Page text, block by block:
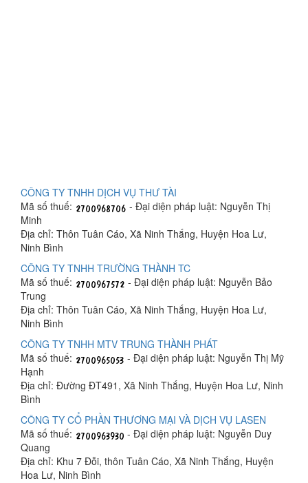
CÔNG TY TNHH DỊCH VỤ THƯ TÀI
Mã số thuế:
- Đại diện pháp luật: Nguyễn Thị
Minh
Địa chỉ: Thôn Tuân Cáo, Xã Ninh Thắng, Huyện Hoa Lư,
Ninh Bình
CÔNG TY TNHH TRƯỜNG THÀNH TC
Mã số thuế:
- Đại diện pháp luật: Nguyễn Bảo
Trung
Địa chỉ: Thôn Tuân Cáo, Xã Ninh Thắng, Huyện Hoa Lư,
Ninh Bình
CÔNG TY TNHH MTV TRUNG THÀNH PHÁT
Mã số thuế:
- Đại diện pháp luật: Nguyễn Thị Mỹ
Hạnh
Địa chỉ: Đường ĐT491, Xã Ninh Thắng, Huyện Hoa Lư, Ninh
Bình
CÔNG TY CỔ PHẦN THƯƠNG MẠI VÀ DỊCH VỤ LASEN
Mã số thuế:
- Đại diện pháp luật: Nguyễn Duy
Quang
Địa chỉ: Khu 7 Đỗi, thôn Tuân Cáo, Xã Ninh Thắng, Huyện
Hoa Lư, Ninh Bình